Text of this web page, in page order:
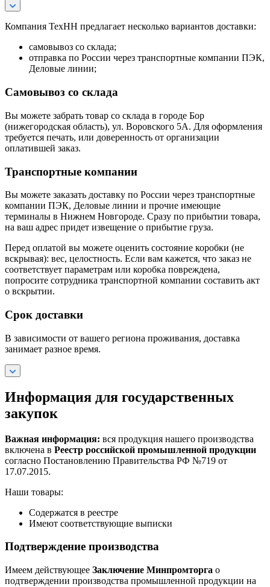
Компания ТехНН предлагает несколько вариантов доставки:
самовывоз со склада;
отправка по России через транспортные компании ПЭК,
Деловые линии;
Самовывоз со склада
Вы можете забрать товар со склада в городе Бор
(нижегородская область), ул. Воровского 5А. Для оформления
требуется печать, или доверенность от организации
оплатившей заказ.
Транспортные компании
Вы можете заказать доставку по России через транспортные
компании ПЭК, Деловые линии и прочие имеющие
терминалы в Нижнем Новгороде. Сразу по прибытии товара,
на ваш адрес придет извещение о прибытие груза.
Перед оплатой вы можете оценить состояние коробки (не
вскрывая): вес, целостность. Если вам кажется, что заказ не
соответствует параметрам или коробка повреждена,
попросите сотрудника транспортной компании составить акт
о вскрытии.
Срок доставки
В зависимости от вашего региона проживания, доставка
занимает разное время.
Информация для государственных
закупок
Важная информация: вся продукция нашего производства
включена в Реестр российской промышленной продукции
согласно Постановлению Правительства РФ №719 от
17.07.2015.
Наши товары:
Содержатся в реестре
Имеют соответствующие выписки
Подтверждение производства
Имеем действующее Заключение Минпромторга о
подтверждении производства промышленной продукции на